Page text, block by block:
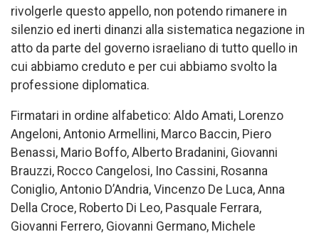
rivolgerle questo appello, non potendo rimanere in
silenzio ed inerti dinanzi alla sistematica negazione in
atto da parte del governo israeliano di tutto quello in
cui abbiamo creduto e per cui abbiamo svolto la
professione diplomatica.
Firmatari in ordine alfabetico: Aldo Amati, Lorenzo
Angeloni, Antonio Armellini, Marco Baccin, Piero
Benassi, Mario Boffo, Alberto Bradanini, Giovanni
Brauzzi, Rocco Cangelosi, Ino Cassini, Rosanna
Coniglio, Antonio D’Andria, Vincenzo De Luca, Anna
Della Croce, Roberto Di Leo, Pasquale Ferrara,
Giovanni Ferrero, Giovanni Germano, Michele